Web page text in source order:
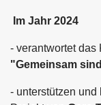
Im Jahr 2024
- verantwortet das
"Gemeinsam
- unterstützen